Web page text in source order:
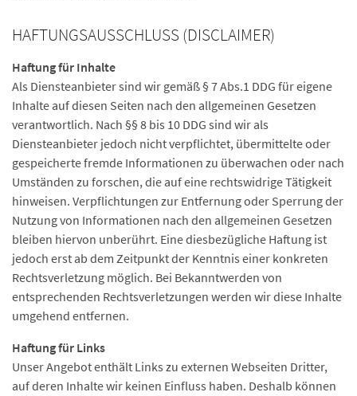
HAFTUNGSAUSSCHLUSS (DISCLAIMER)
Haftung für Inhalte
Als Diensteanbieter sind wir gemäß § 7 Abs.1 DDG für eigene
Inhalte auf diesen Seiten nach den allgemeinen Gesetzen
verantwortlich. Nach §§ 8 bis 10 DDG sind wir als
Diensteanbieter jedoch nicht verpflichtet, übermittelte oder
gespeicherte fremde Informationen zu überwachen oder nach
Umständen zu forschen, die auf eine rechtswidrige Tätigkeit
hinweisen. Verpflichtungen zur Entfernung oder Sperrung der
Nutzung von Informationen nach den allgemeinen Gesetzen
bleiben hiervon unberührt. Eine diesbezügliche Haftung ist
jedoch erst ab dem Zeitpunkt der Kenntnis einer konkreten
Rechtsverletzung möglich. Bei Bekanntwerden von
entsprechenden Rechtsverletzungen werden wir diese Inhalte
umgehend entfernen.
Haftung für Links
Unser Angebot enthält Links zu externen Webseiten Dritter,
auf deren Inhalte wir keinen Einfluss haben. Deshalb können